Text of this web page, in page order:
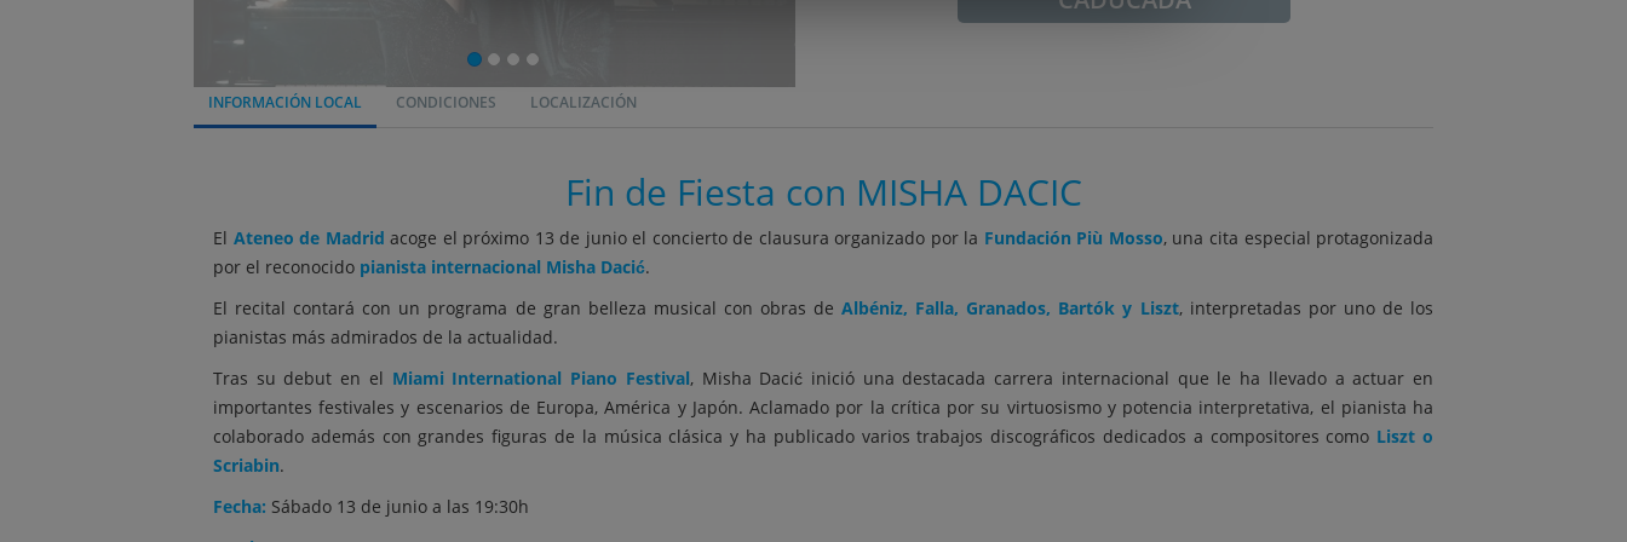
INFORMACIÓN LOCAL CONDICIONES LOCALIZACIÓN
Fin de Fiesta con MISHA DACIC
El Ateneo de Madrid acoge el próximo 13 de junio el concierto de clausura organizado por la Fundación Più Mosso, una cita especial protagonizada
por el reconocido pianista internacional Misha Dacić.
El recital contará con un programa de gran belleza musical con obras deAlbéniz, Falla, Granados, Bartók y Liszt, interpretadas por uno de los
pianistas más admirados de la actualidad.
Tras su debut en el Miami International Piano Festival, Misha Dacić inició una destacada carrera internacional que le ha llevado a actuar en
importantes festivales y escenarios de Europa, América y Japón. Aclamado por la crítica por su virtuosismo y potencia interpretativa, el pianista ha
colaborado además con grandes figuras de la música clásica y ha publicado varios trabajos discográficos dedicados a compositores como Liszt o
Scriabin.
Fecha: Sábado 13 de junio a las 19:30h